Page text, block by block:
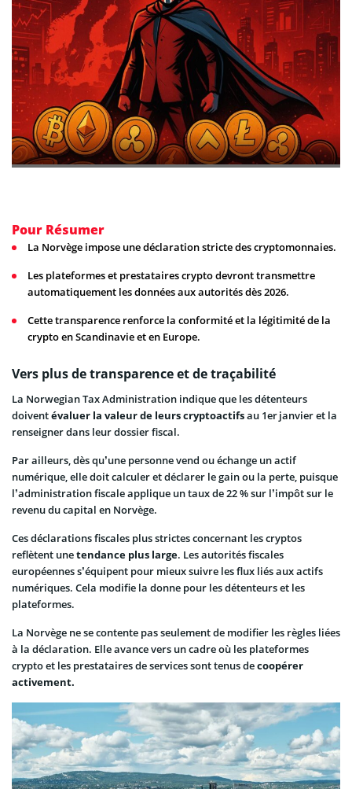
Pour Résumer
La Norvège impose une déclaration stricte des cryptomonnaies.
Les plateformes et prestataires crypto devront transmettre
automatiquement les données aux autorités dès 2026.
Cette transparence renforce la conformité et la légitimité de la
crypto en Scandinavie et en Europe.
Vers plus de transparence et de traçabilité
La Norwegian Tax Administration indique que les détenteurs
doiventévaluer la valeur de leurs cryptoactifsau 1er janvier et la
renseigner dans leur dossier fiscal.
Par ailleurs, dès qu’une personne vend ou échange un actif
numérique, elle doit calculer et déclarer le gain ou la perte, puisque
l’administration fiscale applique un taux de 22 % sur l’impôt sur le
revenu du capital en Norvège.
Ces déclarations fiscales plus strictes concernant les cryptos
reflètent unetendance plus large. Les autorités fiscales
européennes s’équipent pour mieux suivre les flux liés aux actifs
numériques. Cela modifie la donne pour les détenteurs et les
plateformes.
La Norvège ne se contente pas seulement de modifier les règles liées
à la déclaration. Elle avance vers un cadre où les plateformes
crypto et les prestataires de services sont tenus decoopérer
activement.